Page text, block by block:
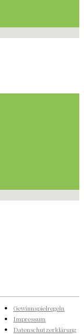
Gewinnspielregeln
Impressum
Datenschutzerklärung